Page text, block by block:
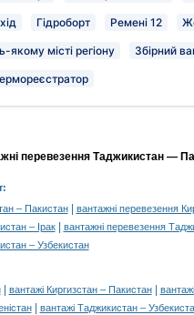
Гідроборт Ремені 12
місті регіону Збірний
перевезення Таджикистан —
– Пакистан|
вантажні перевезення
– Ірак|
вантажні перевезення
– Узбекистан
| вантажі Киргизстан – Пакистан|
| вантажі Таджикистан –